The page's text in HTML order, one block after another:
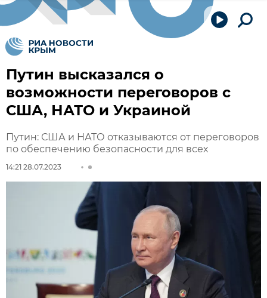
Путин высказался о
возможности переговоров с
США, НАТО и Украиной
Путин: США и НАТО отказываются от переговоров
по обеспечению безопасности для всех
14:21 28.07.2023